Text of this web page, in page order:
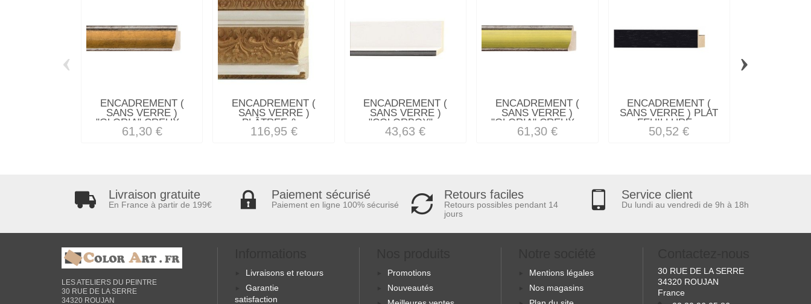
ENCADREMENT (
SANS VERRE )
"GLORIA" CREUX...
61,30 €
ENCADREMENT (
SANS VERRE )
PLÂTREE &...
116,95 €
ENCADREMENT (
SANS VERRE )
"COLORBOX"...
43,63 €
ENCADREMENT (
SANS VERRE )
"GLORIA" CREUX...
61,30 €
ENCADREMENT (
SANS VERRE ) PLAT
FEUILLURE...
50,52 €
‹ ›
Livraison gratuite
En France à partir de 199€
Paiement sécurisé
Paiement en ligne 100% sécurisé
Retours faciles
Retours possibles pendant 14
jours
Service client
Du lundi au vendredi de 9h à 18h
LES ATELIERS DU PEINTRE
30 RUE DE LA SERRE
34320 ROUJAN
Livraisons et retours
Garantie
satisfaction
Promotions
Nouveautés
Mentions légales
Nos magasins
30 RUE DE LA SERRE
34320 ROUJAN
France